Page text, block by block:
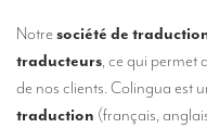
Interprétation simultanée à
Conseils pour organiser votre
Notre société de
traducteurs, ce qui permet
de nos clients. Colingua est
traduction (français,